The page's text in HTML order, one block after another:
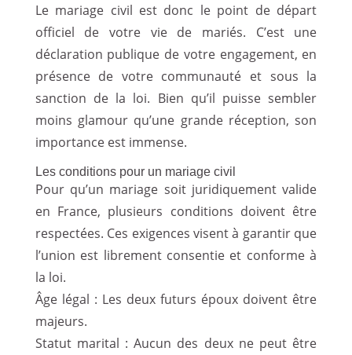
Le mariage civil est donc le point de départ
officiel de votre vie de mariés. C’est une
déclaration publique de votre engagement, en
présence de votre communauté et sous la
sanction de la loi. Bien qu’il puisse sembler
moins glamour qu’une grande réception, son
importance est immense.
Les conditions pour un mariage civil
Pour qu’un mariage soit juridiquement valide
en France, plusieurs conditions doivent être
respectées. Ces exigences visent à garantir que
l’union est librement consentie et conforme à
la loi.
Âge légal : Les deux futurs époux doivent être
majeurs.
Statut marital : Aucun des deux ne peut être